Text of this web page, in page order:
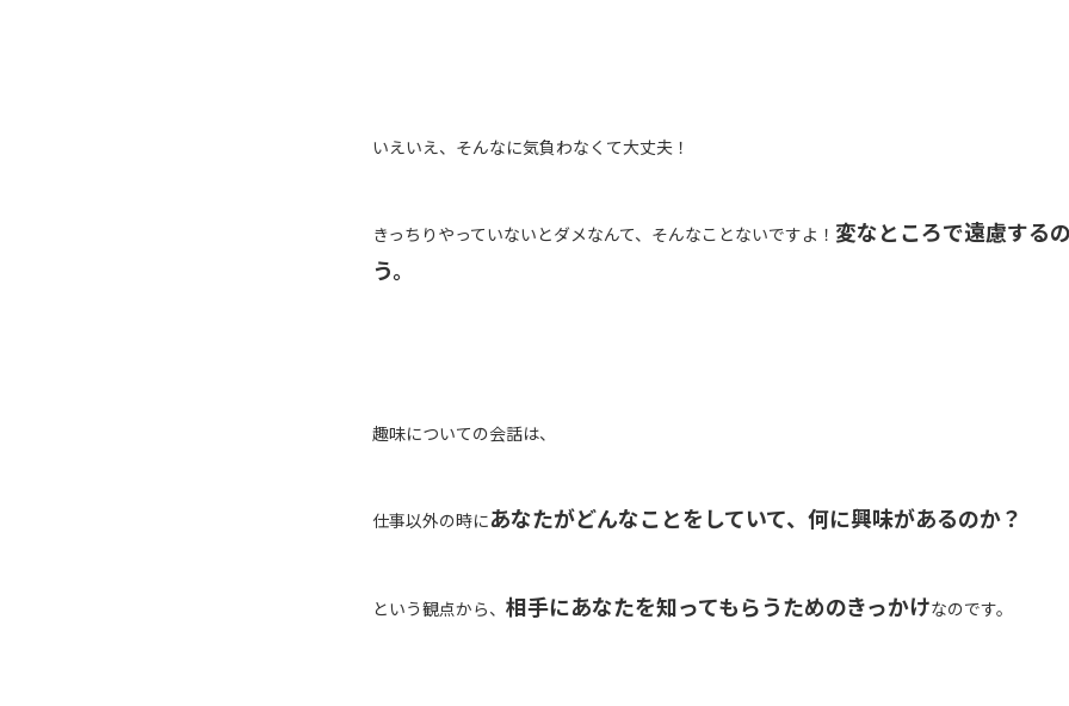
いえいえ、そんなに気負わなくて大丈夫！
きっちりやっていないとダメなんて、そんなことないですよ！ 変なところで遠慮する
う。
趣味についての会話は、
仕事以外の時にあなたがどんなことをしていて、何に興味があるのか？
という観点から、 相手にあなたを知ってもらうためのきっかけなのです。